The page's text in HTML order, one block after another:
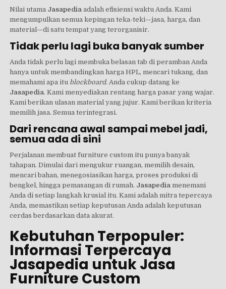
Nilai utama Jasapedia adalah efisiensi waktu Anda. Kami
mengumpulkan semua kepingan teka-teki—jasa, harga, dan
material—di satu tempat yang terorganisir.
Tidak perlu lagi buka banyak sumber
Anda tidak perlu lagi membuka belasan tab di peramban Anda
hanya untuk membandingkan harga HPL, mencari tukang, dan
memahami apa itu blockboard. Anda cukup datang ke
Jasapedia. Kami menyediakan rentang harga pasar yang wajar.
Kami berikan ulasan material yang jujur. Kami berikan kriteria
memilih jasa. Semua terintegrasi.
Dari rencana awal sampai mebel jadi,
semua ada di sini
Perjalanan membuat furniture custom itu punya banyak
tahapan. Dimulai dari mengukur ruangan, memilih desain,
mencari bahan, menegosiasikan harga, proses produksi di
bengkel, hingga pemasangan di rumah. Jasapedia menemani
Anda di setiap langkah krusial itu. Kami adalah mitra tepercaya
Anda, memastikan setiap keputusan Anda adalah keputusan
cerdas berdasarkan data akurat.
Kebutuhan Terpopuler:
Informasi Terpercaya
Jasapedia untuk Jasa
Furniture Custom